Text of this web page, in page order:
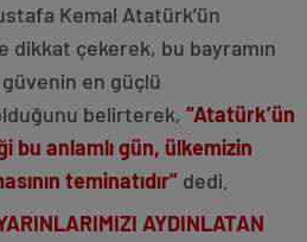
Kemal Atatürk’ün
dikkat çekerek, bu bayramın
en güçlü
belirterek, “Atatürk’ün
bu anlamlı gün, ülkemizin
teminatıdır” dedi.
AYDINLATAN